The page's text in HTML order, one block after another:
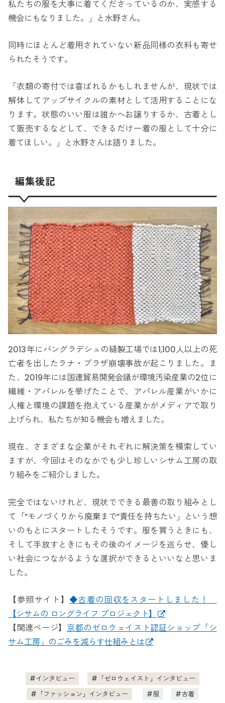
私たちの服を大事に着てくださっているのか、実感する
機会にもなりました。」と水野さん。
同時にほとんど着用されていない新品同様の衣料も寄せ
られたそうです。
「衣類の寄付では喜ばれるかもしれませんが、現状では
解体してアップサイクルの素材として活用することにな
ります。状態のいい服は誰かへお譲りするか、古着とし
て販売するなどして、できるだけ一着の服として十分に
着てほしい。」と水野さんは語りました。
編集後記
2013年にバングラデシュの縫製工場では1,100人以上の死
亡者を出したラナ・プラザ崩壊事故が起こりました。ま
た、2019年には国連貿易開発会議が環境汚染産業の2位に
繊維・アパレルを挙げたことで、アパレル産業がいかに
人権と環境の課題を抱えている産業かがメディアで取り
上げられ、私たちが知る機会も増えました。
現在、さまざまな企業がそれぞれに解決策を模索してい
ますが、今回はそのなかでも少し珍しいシサム工房の取
り組みをご紹介しました。
完全ではないけれど、現状でできる最善の取り組みとし
て「”モノづくりから廃棄まで”責任を持ちたい」という想
いのもとにスタートしたそうです。服を買うときにも、
そして手放すときにもその後のイメージを巡らせ、優し
い社会につながるような選択ができるといいなと思いま
した。
【参照サイト】 ◆古着の回収をスタートしました！
【シサムの ロングライフ プロジェクト】
【関連ページ】 京都のゼロウェイスト認証ショップ「シ
サム工房」のごみを減らす仕組みとは
インタビュー
「ゼロウェイスト」インタビュー
「ファッション」インタビュー
服
古着